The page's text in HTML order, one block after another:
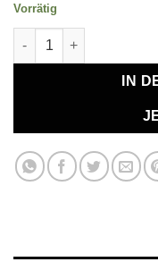
Vorrätig
Glass Bottle "Aquarell
IN